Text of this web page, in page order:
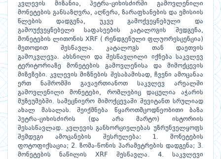
კვლევის მიზანია, პეტრა-ციხისძირში გამოვლენილი
მონეტების განსაზღვრა, აღწერა, ზარაფხანების და ემისიის
წლების დადგენა, უკვე გამოქვეყნებული და
გამოუქვეყნებელი საფასეების კატალოგის შედგენა,
მონეტების ლითონის XRF ( რენდგენული ფლუორესცენცია)
მეთოდით შესწავლა. კატალოგს თან დაეთვის
გამოკვლევა. ახსნილი და შესწავლილი იქნება საკვლევ
ტერიტორიაზე მონეტების გამოვლენისა და მიმოქცევის
მიზეზები. კვლევის მიზნების შესაბამისად, ჩვენი ამოცანაა
ერთ ნაშრომში გავაერთიანოთ საკვლევ არეალში
გამოვლენილი მონეტები, რომლებიც დაცულია აჭარის
მუზეუმებში. სამეცნიერო მიმოქცევაში შევიტანთ სრულიად
ახალ მასალას. შეიქმნება წყაროთმცოდნეობითი ბაზა
პეტრა-ციხისძირის (და არა მარტო) ისტორიის
შესასწავლად. კვლევის განხორციელებას უზრუნველყოფს
შემდეგი ამოცანების შესრულება: 1. მონეტების
ფოტოფიქსაცია; 2. ზომა-წონის პარამეტრების დადგენა; 3.
მონეტების ნაწილის XRF შესწავლა. 4. საკვლევი